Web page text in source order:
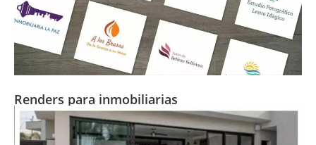
Renders para inmobiliarias